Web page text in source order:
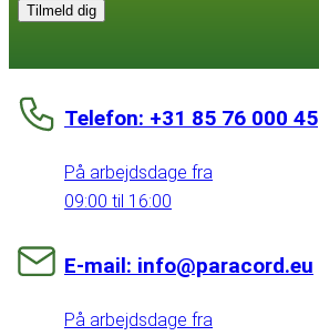
Tilmeld dig
Telefon: +31 85 76 000 45
På arbejdsdage fra
09:00 til 16:00
E-mail: info@paracord.eu
På arbejdsdage fra